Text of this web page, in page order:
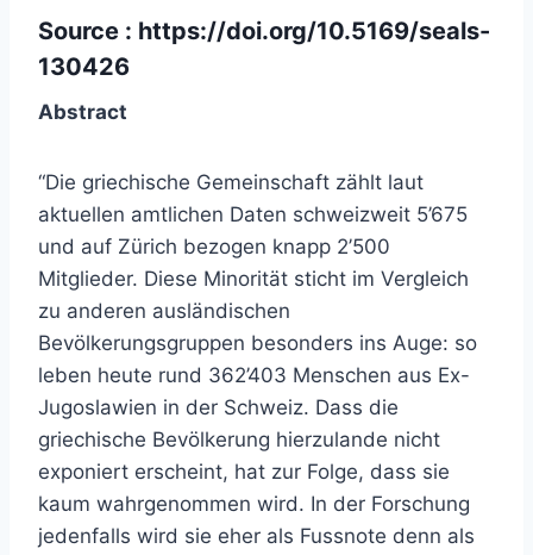
Source : https://doi.org/10.5169/seals-
130426
Abstract
“Die griechische Gemeinschaft zählt laut
aktuellen amtlichen Daten schweizweit 5’675
und auf Zürich bezogen knapp 2’500
Mitglieder. Diese Minorität sticht im Vergleich
zu anderen ausländischen
Bevölkerungsgruppen besonders ins Auge: so
leben heute rund 362’403 Menschen aus Ex-
Jugoslawien in der Schweiz. Dass die
griechische Bevölkerung hierzulande nicht
exponiert erscheint, hat zur Folge, dass sie
kaum wahrgenommen wird. In der Forschung
jedenfalls wird sie eher als Fussnote denn als